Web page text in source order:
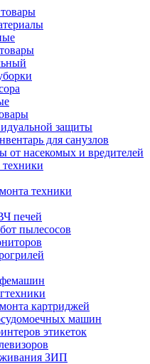
защиты
для санузлов
от насекомых и вредителей
техники
техники
печей
пылесосов
картриджей
машин
этикеток
ЗИП